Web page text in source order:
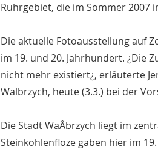
Ruhrgebiet, die im Sommer 2007
Die aktuelle Fotoausstellung auf
im 19. und 20. Jahrhundert. ¿Die
nicht mehr existiert¿, erläuterte
Walbrzych, heute (3.3.) bei der
Die Stadt WaÅbrzych liegt im
Steinkohlenflöze gaben hier im